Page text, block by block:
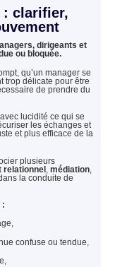
: clarifier,
dirigeants et
ou bloquée.
qu’un manager se
trop délicate pour être
de prendre du
lucidité ce qui se
les échanges et
et plus efficace de la
plusieurs
relationnel médiation
la conduite de
:
confuse ou tendue,